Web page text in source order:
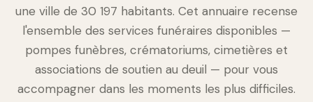
une ville de 30 197 habitants. Cet annuaire recense
l'ensemble des services funéraires disponibles —
pompes funèbres, crématoriums, cimetières et
associations de soutien au deuil — pour vous
accompagner dans les moments les plus difficiles.